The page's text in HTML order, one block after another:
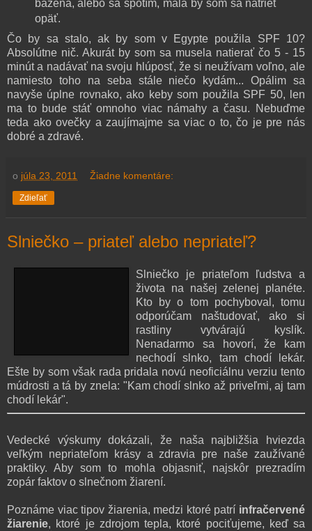
bazéna, alebo sa spotím, mala by som sa natrieť
opäť.
Čo by sa stalo, ak by som v Egypte použila SPF 10?
Absolútne nič. Akurát by som sa musela natierať čo 5 - 15
minút a nadávať na svoju hlúposť, že si neužívam voľno, ale
namiesto toho na seba stále niečo kydám... Opálim sa
navyše úplne rovnako, ako keby som použila SPF 50, len
ma to bude stáť omnoho viac námahy a času. Nebuďme
teda ako ovečky a zaujímajme sa viac o to, čo je pre nás
dobré a zdravé.
o júla 23, 2011 Žiadne komentáre:
Zdieľať
Slniečko – priateľ alebo nepriateľ?
Slniečko je priateľom ľudstva a
života na našej zelenej planéte.
Kto by o tom pochyboval, tomu
odporúčam naštudovať, ako si
rastliny vytvárajú kyslík.
Nenadarmo sa hovorí, že kam
nechodí slnko, tam chodí lekár.
Ešte by som však rada pridala novú neoficiálnu verziu tento
múdrosti a tá by znela: "Kam chodí slnko až priveľmi, aj tam
chodí lekár".
Vedecké výskumy dokázali, že naša najbližšia hviezda
veľkým nepriateľom krásy a zdravia pre naše zaužívané
praktiky. Aby som to mohla objasniť, najskôr prezradím
zopár faktov o slnečnom žiarení.
Poznáme viac tipov žiarenia, medzi ktoré patrí infračervené
žiarenie, ktoré je zdrojom tepla, ktoré pociťujeme, keď sa